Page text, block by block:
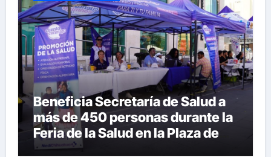
Beneficia Secretaría de Salud a
más de 450 personas durante la
Feria de la Salud en la Plaza de
Armas